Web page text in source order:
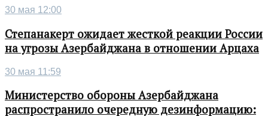
30 мая 12:00
Степанакерт ожидает жесткой реакции России
на угрозы Азербайджана в отношении Арцаха
30 мая 11:59
Министерство обороны Азербайджана
распространило очередную дезинформацию: